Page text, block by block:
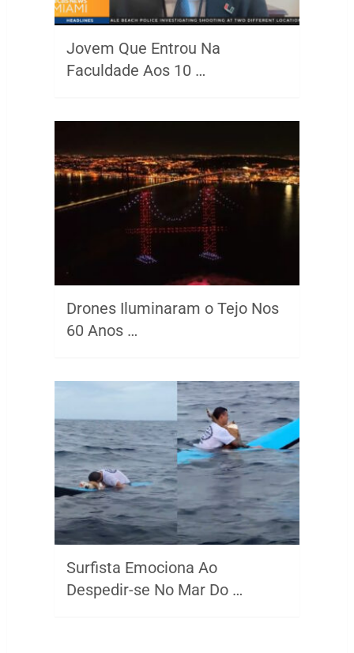
Jovem Que Entrou Na
Faculdade Aos 10 …
Drones Iluminaram o Tejo Nos
60 Anos …
Surfista Emociona Ao
Despedir-se No Mar Do …